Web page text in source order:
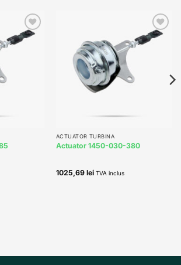
Add to
wishlist
Add to
wishlist
ACTUATOR TURBINA
Actuator 1450-030-380
1025,69 lei TVA inclus